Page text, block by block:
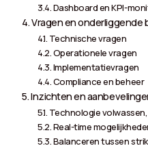
Dashboard en KPI-
Vragen en onderliggende
Technische vragen
Operationele vragen
Implementatievragen
Compliance en beheer
Inzichten en
Technologie
Real-time
Balanceren tussen